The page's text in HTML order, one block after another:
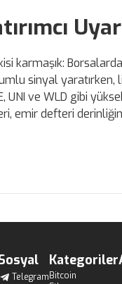
karmaşık:
sinyal
UNI ve WLD gibi
emir defteri
Telegram
Kategoriler
Bitcoin